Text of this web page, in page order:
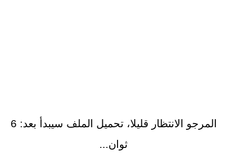
المرجو الانتظار قليلا، تحميل الملف سيبدأ بعد: 6
ثوان...